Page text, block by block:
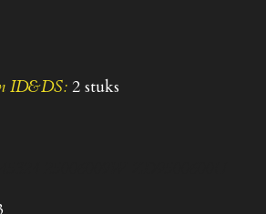
ID&DS: 2 stuks